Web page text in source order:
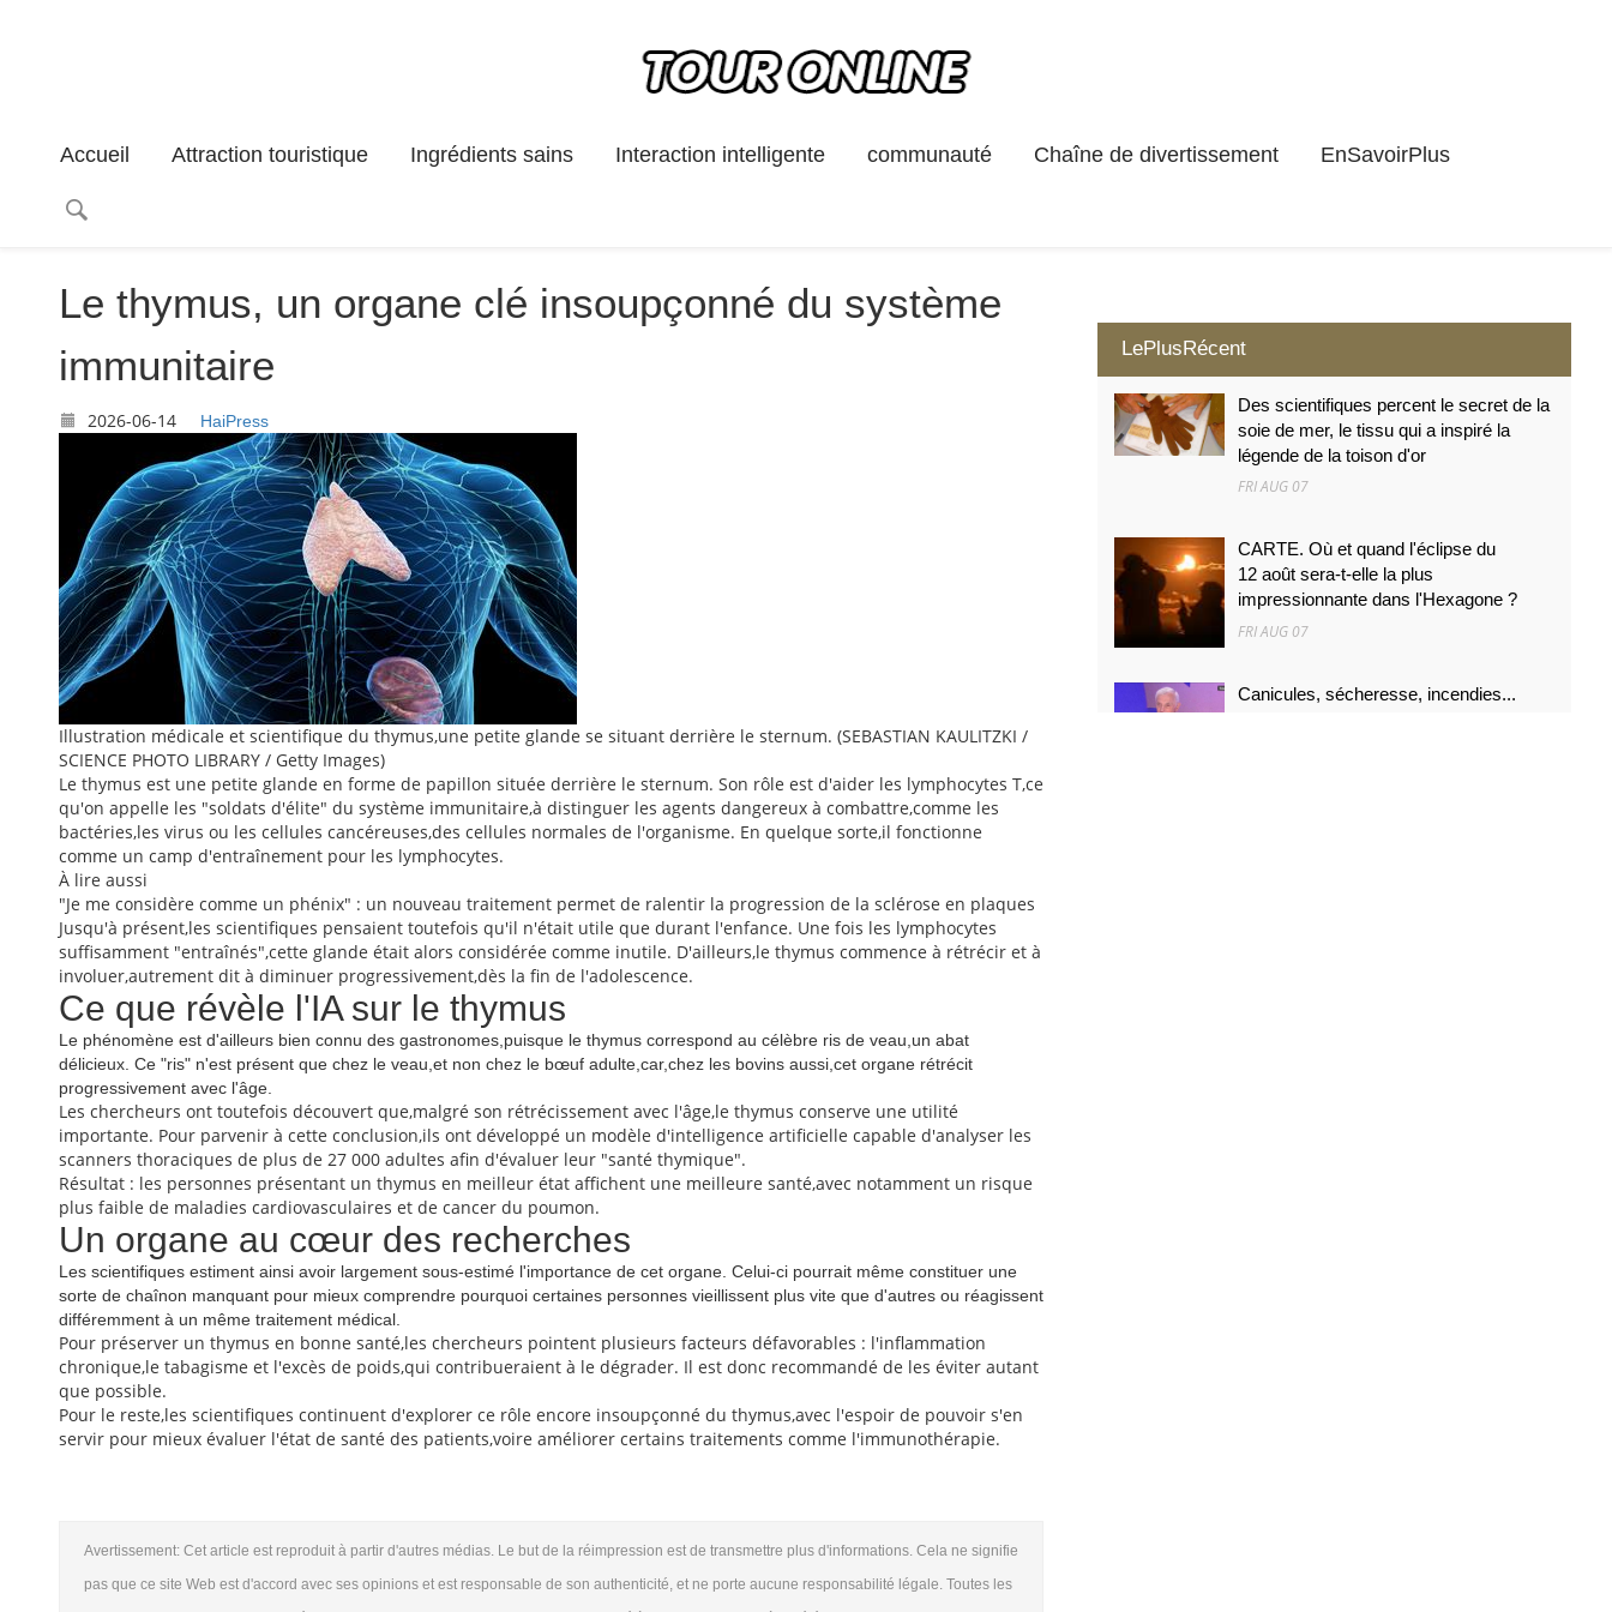
Accueil Attraction touristique Ingrédients sains Interaction intelligente communauté Chaîne de divertissement EnSavoirPlus
Le thymus, un organe clé insoupçonné du système
immunitaire
2026-06-14 HaiPress
Illustration médicale et scientifique du thymus,une petite glande se situant derrière le sternum. (SEBASTIAN KAULITZKI /
SCIENCE PHOTO LIBRARY / Getty Images)
Le thymus est une petite glande en forme de papillon située derrière le sternum. Son rôle est d'aider les lymphocytes T,ce
qu'on appelle les "soldats d'élite" du système immunitaire,à distinguer les agents dangereux à combattre,comme les
bactéries,les virus ou les cellules cancéreuses,des cellules normales de l'organisme. En quelque sorte,il fonctionne
comme un camp d'entraînement pour les lymphocytes.
À lire aussi
"Je me considère comme un phénix" : un nouveau traitement permet de ralentir la progression de la sclérose en plaques
Jusqu'à présent,les scientifiques pensaient toutefois qu'il n'était utile que durant l'enfance. Une fois les lymphocytes
suffisamment "entraînés",cette glande était alors considérée comme inutile. D'ailleurs,le thymus commence à rétrécir et à
involuer,autrement dit à diminuer progressivement,dès la fin de l'adolescence.
Ce que révèle l'IA sur le thymus
Le phénomène est d'ailleurs bien connu des gastronomes,puisque le thymus correspond au célèbre ris de veau,un abat
délicieux. Ce "ris" n'est présent que chez le veau,et non chez le bœuf adulte,car,chez les bovins aussi,cet organe rétrécit
progressivement avec l'âge.
Les chercheurs ont toutefois découvert que,malgré son rétrécissement avec l'âge,le thymus conserve une utilité
importante. Pour parvenir à cette conclusion,ils ont développé un modèle d'intelligence artificielle capable d'analyser les
scanners thoraciques de plus de 27 000 adultes afin d'évaluer leur "santé thymique".
Résultat : les personnes présentant un thymus en meilleur état affichent une meilleure santé,avec notamment un risque
plus faible de maladies cardiovasculaires et de cancer du poumon.
Un organe au cœur des recherches
Les scientifiques estiment ainsi avoir largement sous-estimé l'importance de cet organe. Celui-ci pourrait même constituer une
sorte de chaînon manquant pour mieux comprendre pourquoi certaines personnes vieillissent plus vite que d'autres ou réagissent
différemment à un même traitement médical.
Pour préserver un thymus en bonne santé,les chercheurs pointent plusieurs facteurs défavorables : l'inflammation
chronique,le tabagisme et l'excès de poids,qui contribueraient à le dégrader. Il est donc recommandé de les éviter autant
que possible.
Pour le reste,les scientifiques continuent d'explorer ce rôle encore insoupçonné du thymus,avec l'espoir de pouvoir s'en
servir pour mieux évaluer l'état de santé des patients,voire améliorer certains traitements comme l'immunothérapie.
Avertissement: Cet article est reproduit à partir d'autres médias. Le but de la réimpression est de transmettre plus d'informations. Cela ne signifie
pas que ce site Web est d'accord avec ses opinions et est responsable de son authenticité, et ne porte aucune responsabilité légale. Toutes les
LePlusRécent
Des scientifiques percent le secret de la
soie de mer, le tissu qui a inspiré la
légende de la toison d'or
FRI AUG 07
CARTE. Où et quand l'éclipse du
12 août sera-t-elle la plus
impressionnante dans l'Hexagone ?
FRI AUG 07
Canicules, sécheresse, incendies...